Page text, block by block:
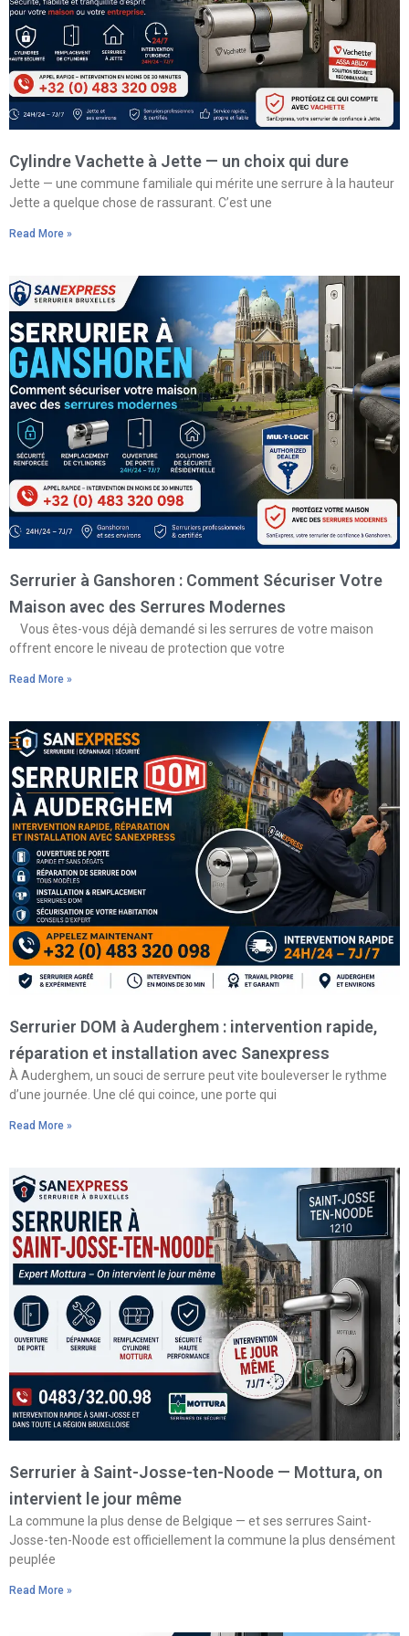
Cylindre Vachette à Jette — un choix qui dure
Jette — une commune familiale qui mérite une serrure à la hauteur
Jette a quelque chose de rassurant. C’est une
Read More »
Serrurier à Ganshoren : Comment Sécuriser Votre
Maison avec des Serrures Modernes
Vous êtes-vous déjà demandé si les serrures de votre maison
offrent encore le niveau de protection que votre
Read More »
Serrurier DOM à Auderghem : intervention rapide,
réparation et installation avec Sanexpress
À Auderghem, un souci de serrure peut vite bouleverser le rythme
d’une journée. Une clé qui coince, une porte qui
Read More »
Serrurier à Saint-Josse-ten-Noode — Mottura, on
intervient le jour même
La commune la plus dense de Belgique — et ses serrures Saint-
Josse-ten-Noode est officiellement la commune la plus densément
peuplée
Read More »